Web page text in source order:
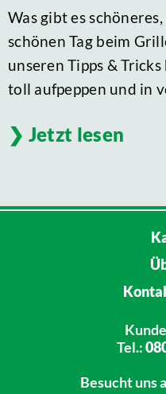
Was gibt es
schönen Tag beim
unseren Tipps &
toll aufpeppen und in
Jetzt lesen
Tel.:
Besucht uns